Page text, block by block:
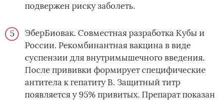
подвержен риску заболеть.
ЭберБиовак. Совместная разработка Кубы и
России. Рекомбинантная вакцина в виде
суспензии для внутримышечного введения.
После прививки формирует специфические
антитела к гепатиту В. Защитный титр
появляется у 95% привитых. Препарат показан